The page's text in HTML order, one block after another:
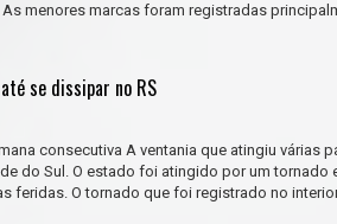
menores marcas foram registradas
se dissipar no RS
consecutiva A ventania que atingiu várias
do Sul. O estado foi atingido por um tornado
feridas. O tornado que foi registrado no